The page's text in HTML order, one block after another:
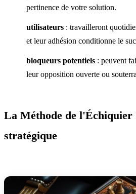
pertinence de votre solution.
utilisateurs : travailleront
et leur adhésion conditionne le
bloqueurs potentiels : peuvent
leur opposition ouverte ou
La Méthode de l'Échiquier
stratégique